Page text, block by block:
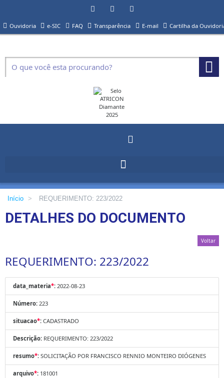
Ouvidoria e-SIC FAQ Transparência E-mail Cartilha da
Início > REQUERIMENTO: 223/2022
DETALHES DO DOCUMENTO
Voltar
REQUERIMENTO: 223/2022
data_materia*: 2022-08-23
Número: 223
situacao*: CADASTRADO
Descrição: REQUERIMENTO: 223/2022
resumo*: SOLICITAÇÃO POR FRANCISCO RENNIO MONTEIRO DIÓGENES
arquivo*: 181001